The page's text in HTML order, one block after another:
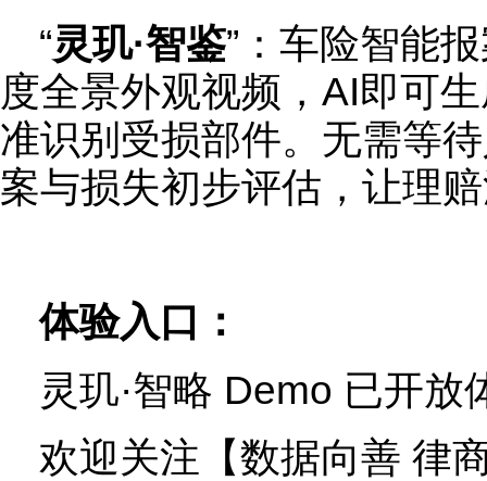
“灵玑·智鉴”：车险智能
度全景外观视频，AI即可
准识别受损部件。无需等
案与损失初步评估，让理
体验入口：
灵玑·智略 Demo 已开放
欢迎关注【数据向善 律